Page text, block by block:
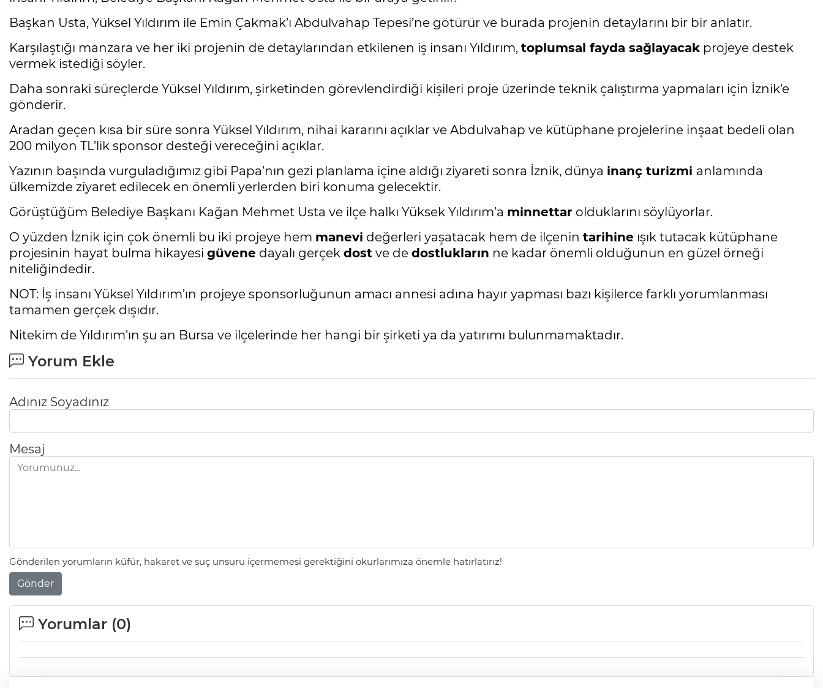
Başkan Usta, Yüksel Yıldırım ile Emin Çakmak’ı Abdulvahap Tepesi’ne götürür ve burada projenin detaylarını bir bir anlatır.
Karşılaştığı manzara ve her iki projenin de detaylarından etkilenen iş insanı Yıldırım, toplumsal fayda sağlayacak projeye destek
vermek istediği söyler.
Daha sonraki süreçlerde Yüksel Yıldırım, şirketinden görevlendirdiği kişileri proje üzerinde teknik çalıştırma yapmaları için İznik’e
gönderir.
Aradan geçen kısa bir süre sonra Yüksel Yıldırım, nihai kararını açıklar ve Abdulvahap ve kütüphane projelerine inşaat bedeli olan
200 milyon TL’lik sponsor desteği vereceğini açıklar.
Yazının başında vurguladığımız gibi Papa’nın gezi planlama içine aldığı ziyareti sonra İznik, dünya inanç turizmi anlamında
ülkemizde ziyaret edilecek en önemli yerlerden biri konuma gelecektir.
Görüştüğüm Belediye Başkanı Kağan Mehmet Usta ve ilçe halkı Yüksek Yıldırım’a minnettar olduklarını söylüyorlar.
O yüzden İznik için çok önemli bu iki projeye hem manevi değerleri yaşatacak hem de ilçenin tarihine ışık tutacak kütüphane
projesinin hayat bulma hikayesi güvene dayalı gerçek dost ve de dostlukların ne kadar önemli olduğunun en güzel örneği
niteliğindedir.
NOT: İş insanı Yüksel Yıldırım’ın projeye sponsorluğunun amacı annesi adına hayır yapması bazı kişilerce farklı yorumlanması
tamamen gerçek dışıdır.
Nitekim de Yıldırım’ın şu an Bursa ve ilçelerinde her hangi bir şirketi ya da yatırımı bulunmamaktadır.
Yorum Ekle
Adınız Soyadınız
Mesaj
Gönderilen yorumların küfür, hakaret ve suç unsuru içermemesi gerektiğini okurlarımıza önemle hatırlatırız!
Gönder
Yorumlar (0)